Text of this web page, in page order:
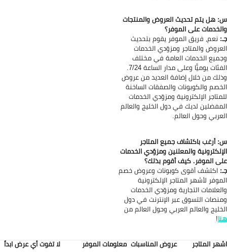
هل يتم تحديث العروض والمنتجات
على الموفر؟
نعم، فريق الموفر يقوم بتحديث
والمتاجر ومزوّدي الخدمات
الخدمات العامة في مختلف
يوميًّا وعلى مدار الساعة 7/24.
من خلال إضافة العديد من عروض
والكوبونات والصفقات الساخنة
الإلكترونية ومزوّدي الخدمات
لديك في دول الخليج والعالم
وحول العالم.
أرغب باكتشاف جميع المتاجر
والمعلنين ومزوّدي الخدمات
الموفر. كيف أقوم بذلك؟
اكتشف أقوى كوبونات وعروض خصم
لأشهر المتاجر الإلكترونية
التجارية ومزوّدي الخدمات
التسوق عبر الإنترنت في دول
والعالم العربي وحول العالم من
!
المتاجر
عروض المناسبات معلومات الموفر
لا تفوت أي عرض ابداً